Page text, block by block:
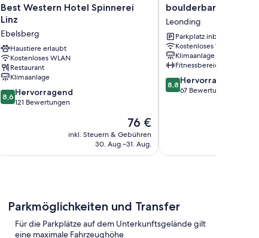
Best
Western
Spinnerei
Linz
Ebelsberg
Best Western Hotel Spinnerei
Linz
Ebelsberg
Haustiere erlaubt
Kostenloses WLAN
Restaurant
Klimaanlage
8.6
von
8,6 Hervorragend
121 Bewertungen
Der
Preis
beträgt
76 €
inkl. Steuern & Gebühren
30. Aug.–31. Aug.
boulderbar
hotel
linz
Leonding
boulderbar hotel linz
Leonding
Parkplatz inbegriffen
Kostenloses WLAN
Klimaanlage
Fitnessbereich
8.8
von
8,8 Hervorragend
67 Bewertungen
Parkmöglichkeiten und Transfer
Für die Parkplätze auf dem Unterkunftsgelände gilt
eine maximale Fahrzeughöhe